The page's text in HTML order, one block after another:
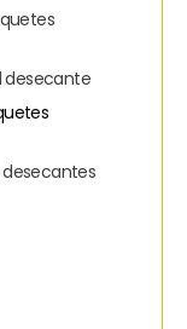
desecante
desecantes